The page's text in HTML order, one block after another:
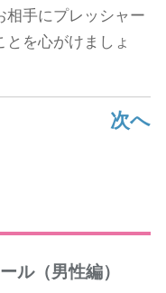
ル（男性編）
相手にプレッシャー
を心がけましょ
次へ